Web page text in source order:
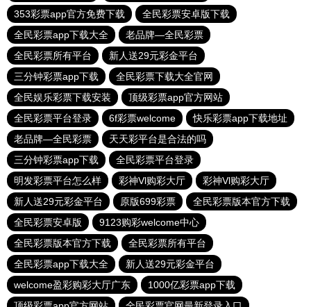
353彩票app官方免费下载
全民彩票安卓版下载
全民彩票app下载大全
老品牌—全民彩票
全民彩票所有平台
新人送29元彩金平台
三分钟彩票app下载
全民彩票下载大全官网
全民娱乐彩票下载安装
顶级彩票app官方网站
全民彩票平台登录
6f彩票welcome
快乐彩票app下载地址
老品牌—全民彩票
天天彩平台是合法的吗
三分钟彩票app下载
全民彩票平台登录
明发彩票平台怎么样
彩神Vl购彩大厅
彩神Vl购彩大厅
新人送29元彩金平台
原版699彩票
全民彩票版本官方下载
全民彩票安卓版
9123购彩welcome中心
全民彩票版本官方下载
全民彩票所有平台
全民彩票app下载大全
新人送29元彩金平台
welcome盈彩购彩大厅广东
1000亿彩票app下载